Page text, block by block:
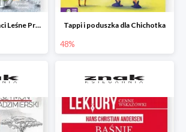
Misia i jej mali pacjenci Leśne Przytulisko Tappi i poduszka dla Chichotka
48%